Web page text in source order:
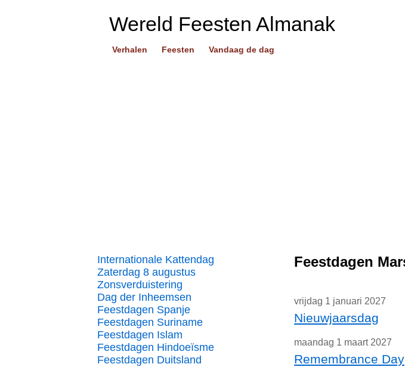
Wereld Feesten Almanak
Verhalen Feesten Vandaag de dag
Internationale Kattendag
Zaterdag 8 augustus
Zonsverduistering
Dag der Inheemsen
Feestdagen Spanje
Feestdagen Suriname
Feestdagen Islam
Feestdagen Hindoeïsme
Feestdagen Duitsland
Feestdagen
vrijdag 1 januari 2027
Nieuwjaarsdag
maandag 1 maart 2027
Remembrance Day